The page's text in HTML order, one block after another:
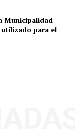
Municipalidad
utilizado para el